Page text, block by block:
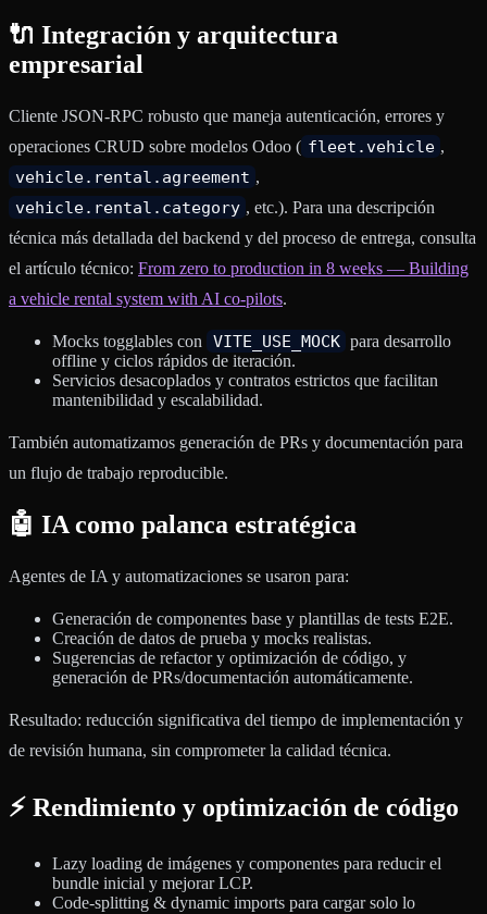
🔌 Integración y arquitectura
empresarial
Cliente JSON-RPC robusto que maneja autenticación, errores y
operaciones CRUD sobre modelos Odoo ( fleet.vehicle ,
vehicle.rental.agreement ,
vehicle.rental.category , etc.). Para una descripción
técnica más detallada del backend y del proceso de entrega, consulta
el artículo técnico: From zero to production in 8 weeks — Building
a vehicle rental system with AI co-pilots.
Mocks togglables con VITE_USE_MOCK para desarrollo
offline y ciclos rápidos de iteración.
Servicios desacoplados y contratos estrictos que facilitan
mantenibilidad y escalabilidad.
También automatizamos generación de PRs y documentación para
un flujo de trabajo reproducible.
🤖 IA como palanca estratégica
Agentes de IA y automatizaciones se usaron para:
Generación de componentes base y plantillas de tests E2E.
Creación de datos de prueba y mocks realistas.
Sugerencias de refactor y optimización de código, y
generación de PRs/documentación automáticamente.
Resultado: reducción significativa del tiempo de implementación y
de revisión humana, sin comprometer la calidad técnica.
⚡ Rendimiento y optimización de código
Lazy loading de imágenes y componentes para reducir el
bundle inicial y mejorar LCP.
Code-splitting & dynamic imports para cargar solo lo